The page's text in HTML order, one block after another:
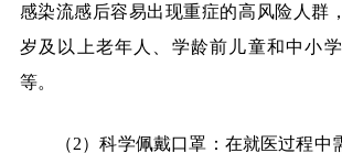
感染流感后容易出现重症的高风险人群
岁及以上老年人、学龄前儿童和中小
等。
（2）科学佩戴口罩：在就医过程中